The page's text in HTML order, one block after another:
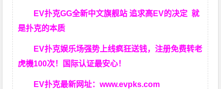
EV扑克GG全新中文旗舰站 追求高EV的决定就
是扑克的本质
EV扑克娱乐场强势上线疯狂送钱，注册免费转老
虎機100次！国际认证最安心！
EV扑克最新网址：www.evpks.com